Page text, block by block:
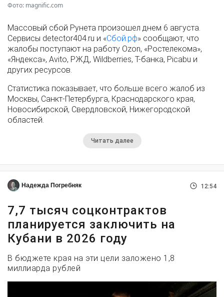
Фото: magnific.com
Массовый сбой Рунета произошел днем 6 августа.
Сервисы detector404.ru и «Сбой.рф» сообщают, что
жалобы поступают на работу Ozon, «Ростелекома»,
«Яндекса», Avito, РЖД, Wildberries, Т-банка, Picabu и
других ресурсов.
Статистика показывает, что больше всего жалоб из
Москвы, Санкт-Петербурга, Краснодарского края,
Новосибирской, Свердловской, Нижегородской
областей.
Читать далее
Надежда Погребняк 12:54
7,7 тысяч соцконтрактов
планируется заключить на
Кубани в 2026 году
В бюджете края на эти цели заложено 1,8
миллиарда рублей